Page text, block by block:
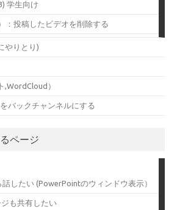
学生向け
：投稿したビデオを削除する
やりとり)
）
バックチャンネルにする
ページ
したい (PowerPointのウィンドウ表示）
も共有したい